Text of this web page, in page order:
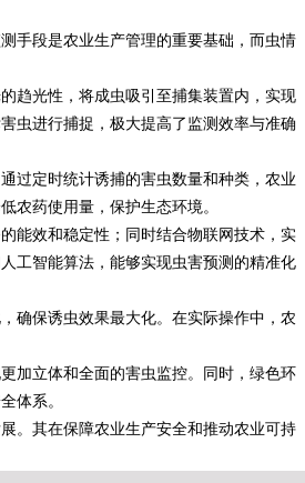
手段是农业生产管理的重要基础，而虫情
趋光性，将成虫吸引至捕集装置内，实现
虫进行捕捉，极大提高了监测效率与准确
过定时统计诱捕的害虫数量和种类，农业
农药使用量，保护生态环境。
能效和稳定性；同时结合物联网技术，实
工智能算法，能够实现虫害预测的精准化
确保诱虫效果最大化。在实际操作中，农
加立体和全面的害虫监控。同时，绿色环
体系。
。其在保障农业生产安全和推动农业可持
式算电协同解决方案